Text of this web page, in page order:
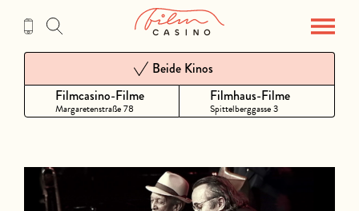
Inhalt
Filmcasino-Filme
Margaretenstraße 78
Beide Kinos
Filmhaus-Filme
Spittelberggasse 3